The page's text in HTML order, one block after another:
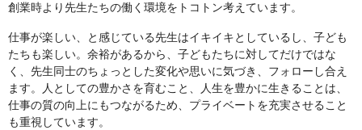
創業時より先生たちの働く環境をトコトン考えています。
仕事が楽しい、と感じている先生はイキイキとしているし、子ども
たちも楽しい。余裕があるから、子どもたちに対してだけではな
く、先生同士のちょっとした変化や思いに気づき、フォローし合え
ます。人としての豊かさを育むこと、人生を豊かに生きることは、
仕事の質の向上にもつながるため、プライベートを充実させること
も重視しています。